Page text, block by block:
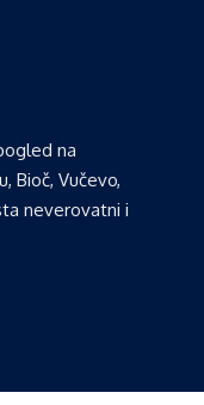
na
Bioč, Vučevo,
neverovatni i